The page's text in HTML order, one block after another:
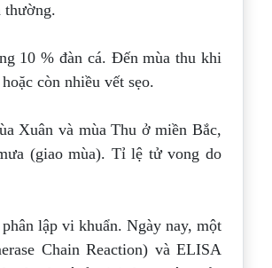
thường.
10 % đàn cá. Đếnmùa thu khi
còn nhiều vết sẹo.
Xuân và mùa Thu ởmiền Bắc,
(giao mùa). Tỉlệ tử vong do
lập vi khuẩn. Ngày nay, một
ChainReaction) và ELISA